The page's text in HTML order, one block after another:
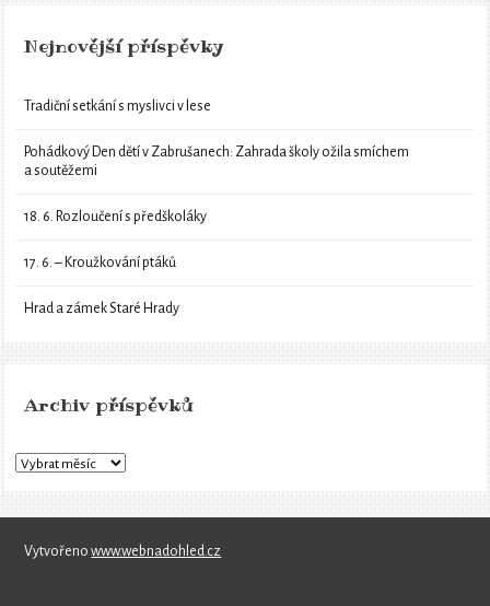
Nejnovější příspěvky
Tradiční setkání s myslivci v lese
Pohádkový Den dětí v Zabrušanech: Zahrada školy ožila smíchem
a soutěžemi
18. 6. Rozloučení s předškoláky
17. 6. – Kroužkování ptáků
Hrad a zámek Staré Hrady
Archiv příspěvků
Vytvořenowww.webnadohled.cz